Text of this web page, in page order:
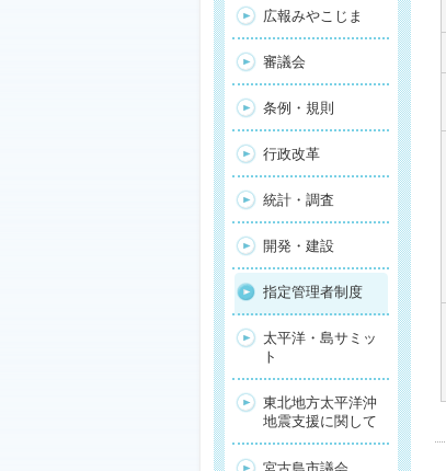
広報みやこじま
審議会
条例・規則
行政改革
統計・調査
開発・建設
指定管理者制度
太平洋・島サミッ
ト
東北地方太平洋沖
地震支援に関して